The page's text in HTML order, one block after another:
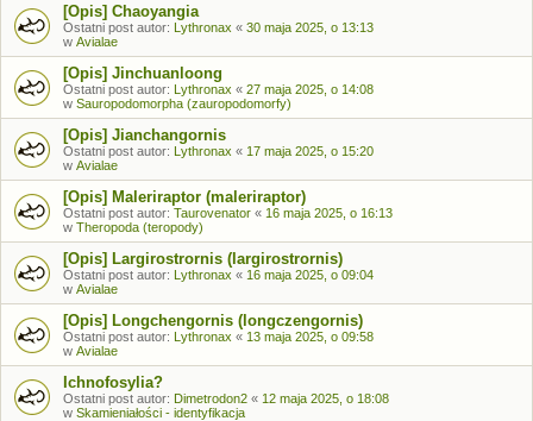
[Opis] Chaoyangia
Ostatni post autor: Lythronax « 30 maja 2025, o 13:13
w Avialae
[Opis] Jinchuanloong
Ostatni post autor: Lythronax « 27 maja 2025, o 14:08
w Sauropodomorpha (zauropodomorfy)
[Opis] Jianchangornis
Ostatni post autor: Lythronax « 17 maja 2025, o 15:20
w Avialae
[Opis] Maleriraptor (maleriraptor)
Ostatni post autor: Taurovenator « 16 maja 2025, o 16:13
w Theropoda (teropody)
[Opis] Largirostrornis (largirostrornis)
Ostatni post autor: Lythronax « 16 maja 2025, o 09:04
w Avialae
[Opis] Longchengornis (longczengornis)
Ostatni post autor: Lythronax « 13 maja 2025, o 09:58
w Avialae
Ichnofosylia?
Ostatni post autor: Dimetrodon2 « 12 maja 2025, o 18:08
w Skamieniałości - identyfikacja